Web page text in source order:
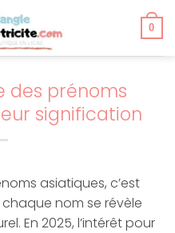
0
des prénoms
signification
asiatiques, c’est
nom se révèle
En 2025, l’intérêt pour